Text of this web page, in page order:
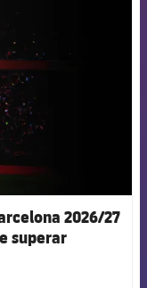
2026/27
superar